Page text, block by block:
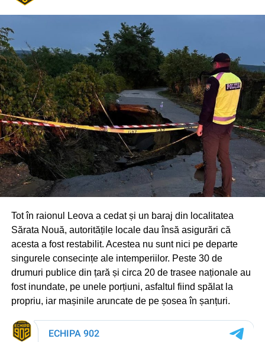
Tot în raionul Leova a cedat și un baraj din localitatea
Sărata Nouă, autoritățile locale dau însă asigurări că
acesta a fost restabilit. Acestea nu sunt nici pe departe
singurele consecințe ale intemperiilor. Peste 30 de
drumuri publice din țară și circa 20 de trasee naționale au
fost inundate, pe unele porțiuni, asfaltul fiind spălat la
propriu, iar mașinile aruncate de pe șosea în șanțuri.